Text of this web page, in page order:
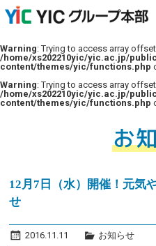
Warning: Trying to access array
/home/xs202210yic/yic.ac.jp/
content/themes/yic/functions.php
Warning: Trying to access array
/home/xs202210yic/yic.ac.jp/
content/themes/yic/functions.php
12月7日（水）開催！元気
せ
2016.11.11 お知らせ